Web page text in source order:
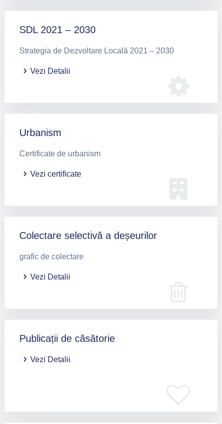
SDL 2021 – 2030
Strategia de Dezvoltare Locală 2021 – 2030
Vezi Detalii
Urbanism
Certificate de urbanism
Vezi certificate
Colectare selectivă a deșeurilor
grafic de colectare
Vezi Detalii
Publicații de căsătorie
Vezi Detalii